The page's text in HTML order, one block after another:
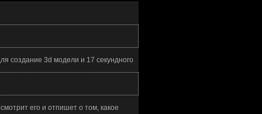
создание 3d модели и 17 секундного
его и отпишет о том, какое